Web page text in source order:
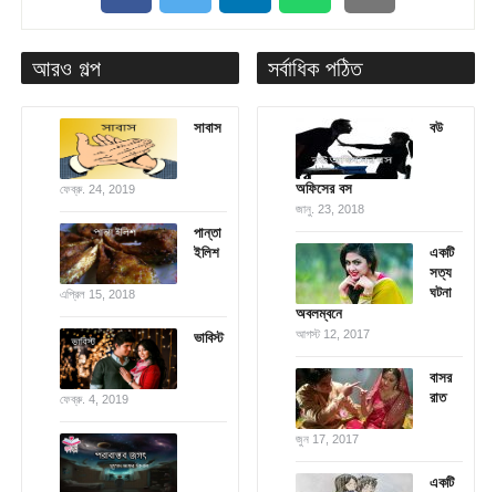
আরও গল্প
সাবাস
ফেব্রু. 24, 2019
পান্তা
ইলিশ
এপ্রিল 15, 2018
ভাবিস্ট
ফেব্রু. 4, 2019
সর্বাধিক পঠিত
বউ
অফিসের বস
জানু. 23, 2018
একটি
সত্য
ঘটনা
অবলম্বনে
আগস্ট 12, 2017
বাসর
রাত
জুন 17, 2017
একটি